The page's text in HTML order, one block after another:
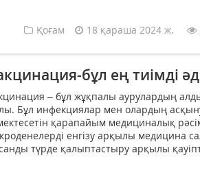
Қоғам 18 қараша 2024 ж.
бұл ең тиімді
– бұл жұқпалы аурулардың
Бұл инфекциялар мен олардың
қарапайым медициналық
енгізу арқылы медицина
түрде қалыптастыру арқылы